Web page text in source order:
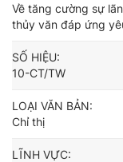
Về tăng cường sự
thủy văn đáp ứng
SỐ HIỆU:
10-CT/TW
LOẠI VĂN BẢN:
Chỉ thị
LĨNH VỰC: